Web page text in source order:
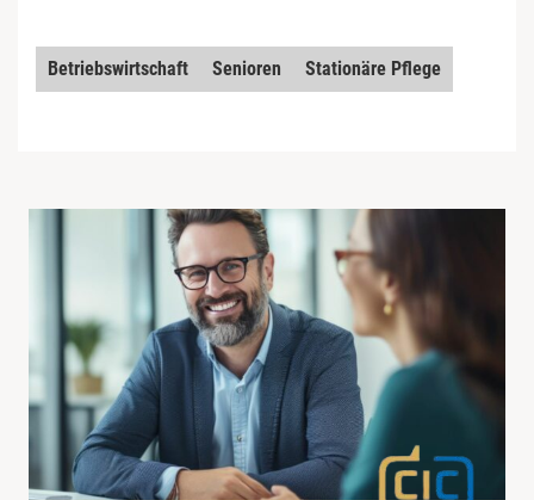
Betriebswirtschaft Senioren Stationäre Pflege